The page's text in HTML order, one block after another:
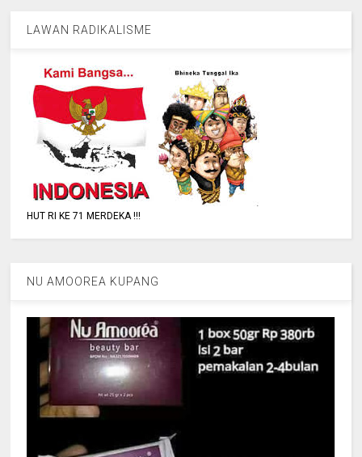
LAWAN RADIKALISME
HUT RI KE 71 MERDEKA !!!
NU AMOOREA KUPANG